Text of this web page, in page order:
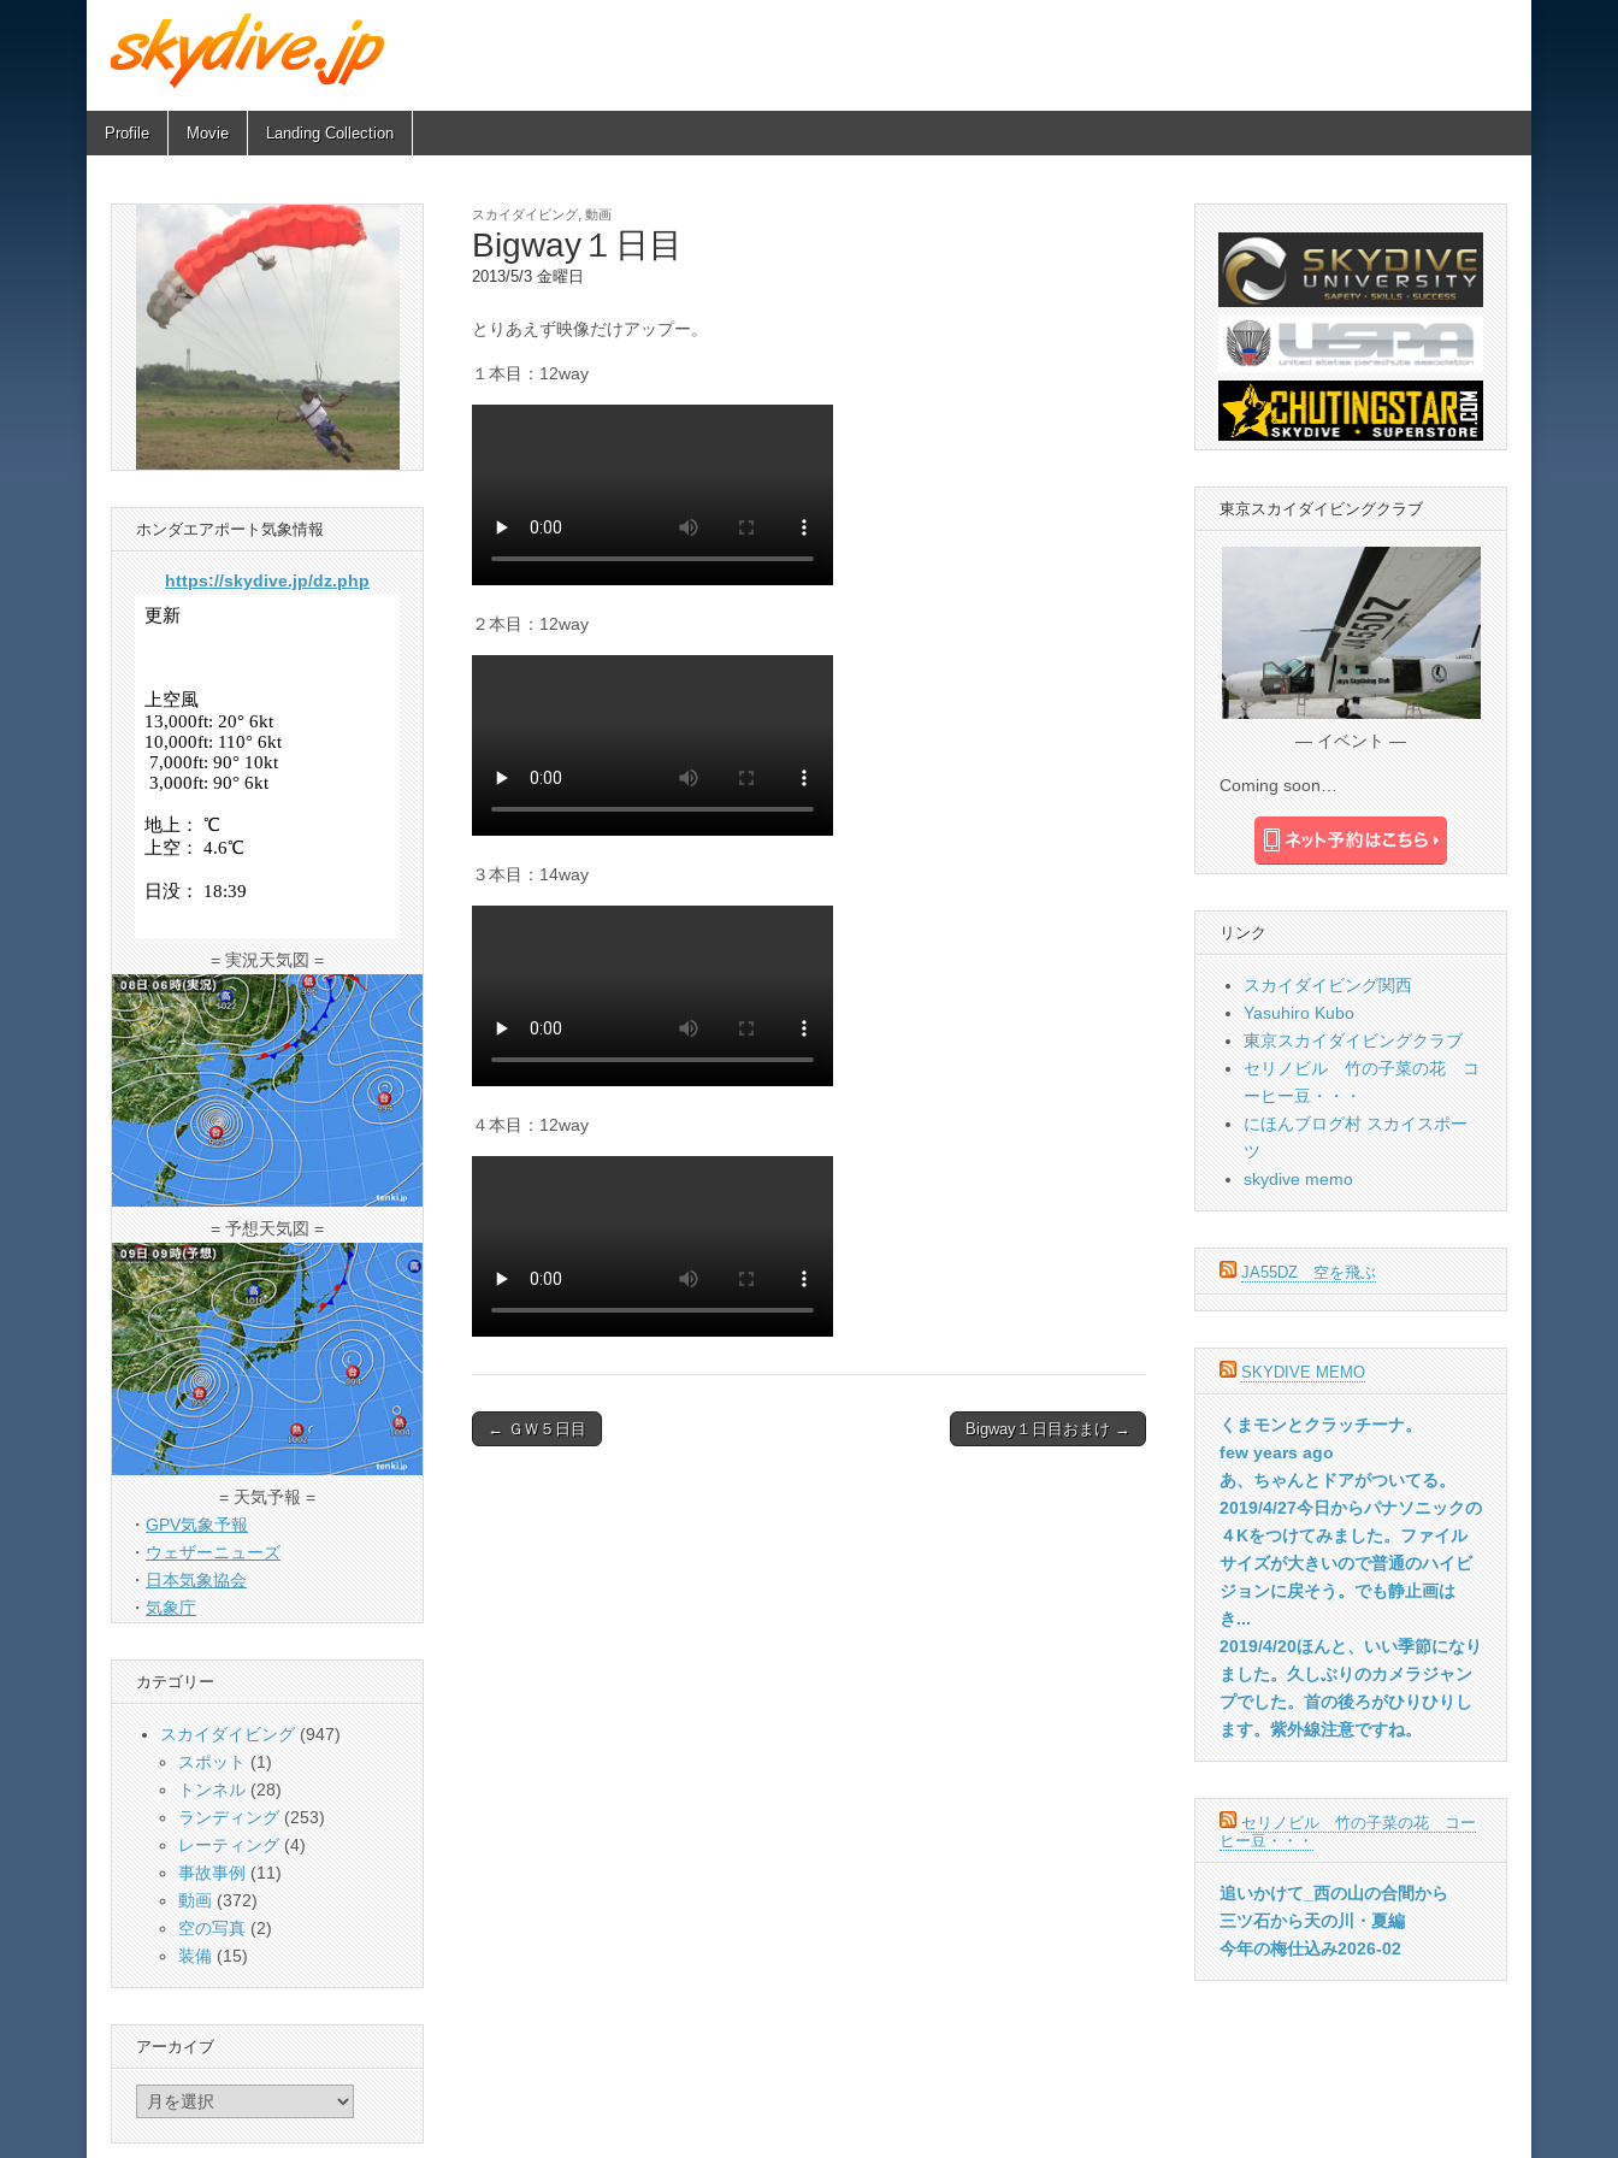
skydive.jp
Main
menu
Skip
Profile Movie Landing Collection
スカイダイビング 動画
Bigway１日目
2013/5/3 金曜日
とりあえず映像だけアップー。
１本目：12way
２本目：12way
３本目：14way
４本目：12way
Post← ＧＷ５日目 Bigway１日目おまけ →
ホンダエアポート気象情報
https://skydive.jp/dz.php
= 実況天気図 =
= 予想天気図 =
= 天気予報 =
・ GPV気象予報
・ ウェザーニューズ
・ 日本気象協会
・ 気象庁
カテゴリー
スカイダイビング (947)
スポット (1)
トンネル (28)
ランディング(253)
レーティング(4)
事故事例 (11)
動画 (372)
空の写真 (2)
装備 (15)
アーカイブ
東京スカイダイビングクラブ
— イベント —
Coming soon…
リンク
スカイダイビング関西
Yasuhiro Kubo
東京スカイダイビングクラブ
セリノビル 竹の子菜の花 コ
ーヒー豆・・・
にほんブログ村 スカイスポー
ツ
skydive memo
JA55DZ 空を飛ぶ
SKYDIVE MEMO
くまモンとクラッチーナ。
few years ago
あ、ちゃんとドアがついてる。
2019/4/27今日からパナソニックの
４Kをつけてみました。ファイル
サイズが大きいので普通のハイビ
ジョンに戻そう。でも静止画は
き...
2019/4/20ほんと、いい季節になり
ました。久しぶりのカメラジャン
プでした。首の後ろがひりひりし
ます。紫外線注意ですね。
セリノビル 竹の子菜の花 コー
ヒー豆・・・
追いかけて_西の山の合間から
三ツ石から天の川・夏編
今年の梅仕込み2026-02